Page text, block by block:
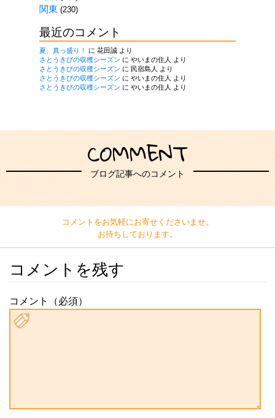
関東 (230)
最近のコメント
夏、真っ盛り！ に 花田誠より
さとうきびの収穫シーズン に やいまの住人
より
さとうきびの収穫シーズン に 民宿島人
より
さとうきびの収穫シーズン に やいまの住人
より
さとうきびの収穫シーズン に やいまの住人 より
COMMENT
ブログ記事へのコメント
コメントをお気軽にお寄せくださいませ。
お待ちしております。
コメントを残す
コメント（必須）